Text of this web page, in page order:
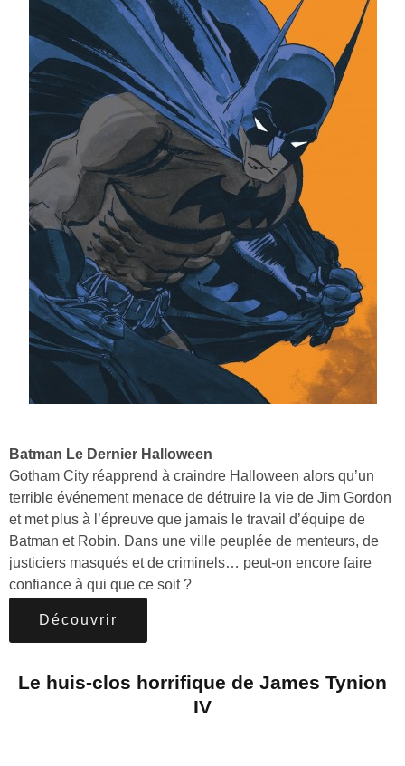
Batman Le Dernier Halloween
Gotham City réapprend à craindre Halloween alors qu’un
terrible événement menace de détruire la vie de Jim Gordon
et met plus à l’épreuve que jamais le travail d’équipe de
Batman et Robin. Dans une ville peuplée de menteurs, de
justiciers masqués et de criminels… peut-on encore faire
confiance à qui que ce soit ?
Découvrir
Le huis-clos horrifique de James Tynion
IV